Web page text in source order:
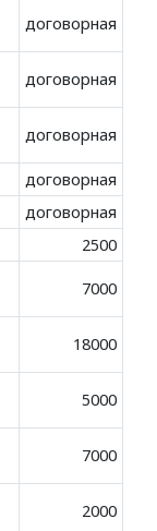
договорная
договорная
договорная
договорная
договорная
2500
7000
18000
5000
7000
2000